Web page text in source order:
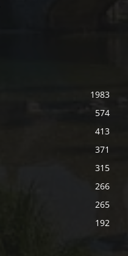
1983
574
413
371
315
266
265
192